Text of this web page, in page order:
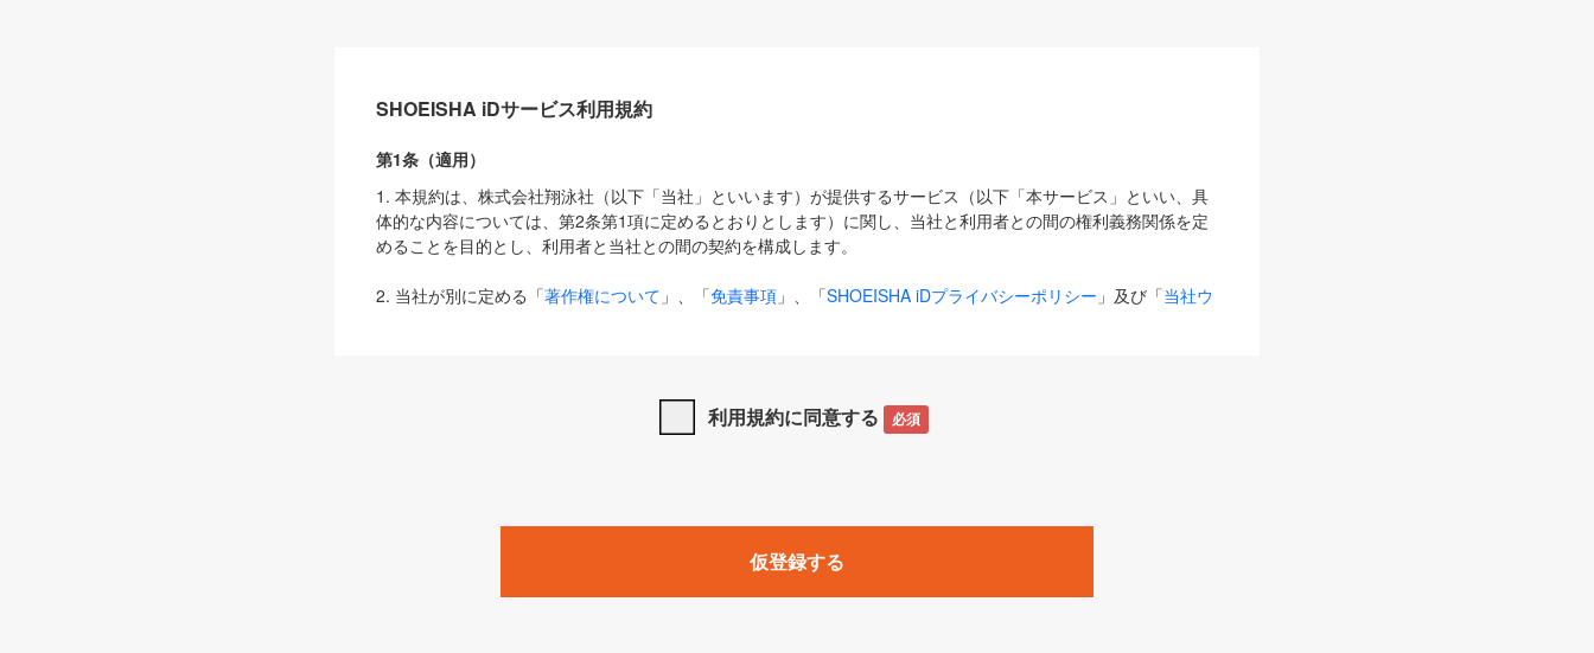
SHOEISHA iDサービス利用規約
第1条（適用）
1. 本規約は、株式会社翔泳社（以下「当社」といいます）が提供するサービス（以下「本サービス」といい、具
体的な内容については、第2条第1項に定めるとおりとします）に関し、当社と利用者との間の権利義務関係を定
めることを目的とし、利用者と当社との間の契約を構成します。
2. 当社が別に定める「著作権について 」、「免責事項 」、「SHOEISHA iDプライバシーポリシー 」及び「当社ウ
は、本規約の規定が優先して適用されるものとします。
1. 「本サービス」とは、当社が提供する以下のサービス（名称や内容が変更された場合、変更後のサービスを含
みます）及びこれらサービスに関連して当社が実施するイベントやキャンペーンをいいます。
「SEBook」「SEShop」「CodeZine」「MarkeZine」「EnterpriseZine」「ECzine」「Biz/Zine」「HRzine」
利用規約に同意する 必須
仮登録する